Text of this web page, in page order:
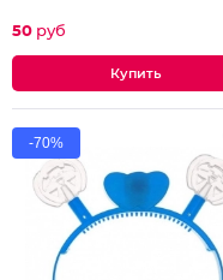
50 руб
-70%